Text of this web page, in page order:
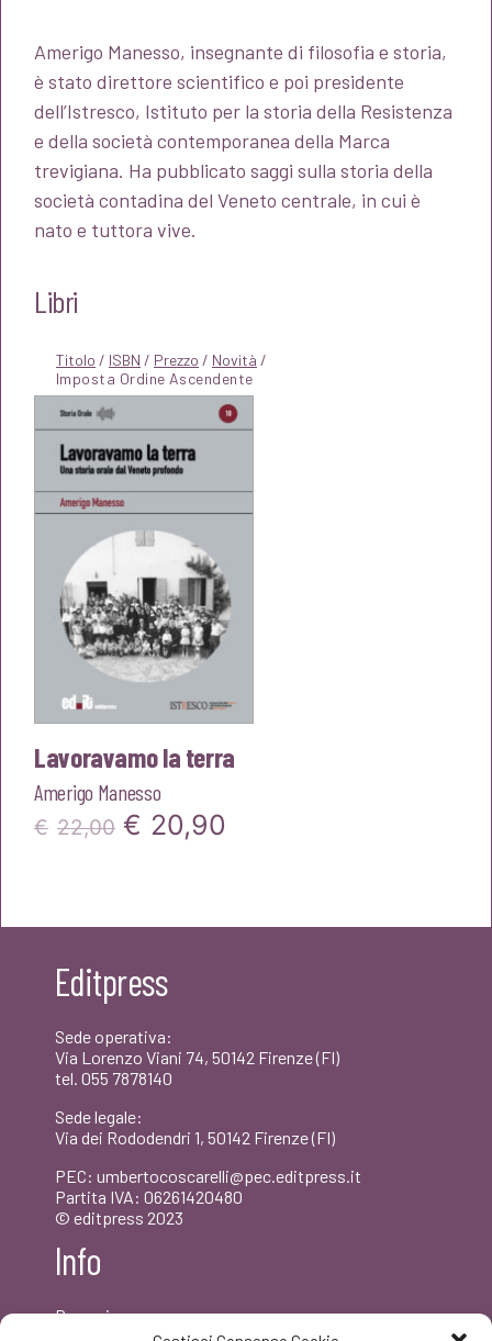
Amerigo Manesso, insegnante di filosofia e storia,
è stato direttore scientifico e poi presidente
dell’Istresco, Istituto per la storia della Resistenza
e della società contemporanea della Marca
trevigiana. Ha pubblicato saggi sulla storia della
società contadina del Veneto centrale, in cui è
nato e tuttora vive.
Libri
Titolo / ISBN / Prezzo / Novità /
Lavoravamo la terra
Amerigo Manesso
€ 22,00 Il
€22,00.
€ 20,90
Editpress
Sede operativa:
Via Lorenzo Viani 74, 50142 Firenze (FI)
tel. 055 7878140
Sede legale:
Via dei Rododendri 1, 50142 Firenze (FI)
PEC: umbertocoscarelli@pec.editpress.it
Partita IVA: 06261420480
© editpress 2023
Info
Dove siamo